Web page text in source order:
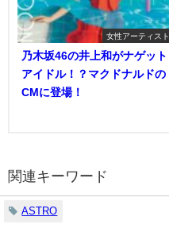
女性アーティスト
乃木坂46の井上和がナゲット
アイドル！？マクドナルドの
CMに登場！
関連キーワード
ASTRO